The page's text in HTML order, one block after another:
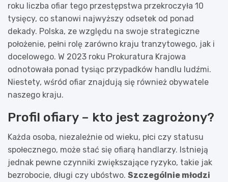
roku liczba ofiar tego przestępstwa przekroczyła 10
tysięcy, co stanowi najwyższy odsetek od ponad
dekady. Polska, ze względu na swoje strategiczne
położenie, pełni rolę zarówno kraju tranzytowego, jak i
docelowego. W 2023 roku Prokuratura Krajowa
odnotowała ponad tysiąc przypadków handlu ludźmi.
Niestety, wśród ofiar znajdują się również obywatele
naszego kraju.
Profil ofiary – kto jest zagrożony?
Każda osoba, niezależnie od wieku, płci czy statusu
społecznego, może stać się ofiarą handlarzy. Istnieją
jednak pewne czynniki zwiększające ryzyko, takie jak
bezrobocie, długi czy ubóstwo. Szczególnie młodzi